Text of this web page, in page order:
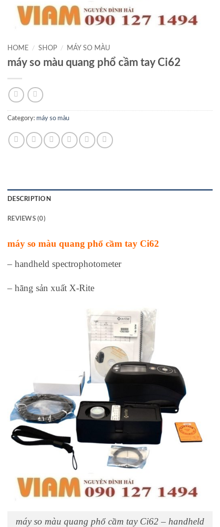
HOME / SHOP / MÁY SO MÀU
máy so màu quang phổ cầm tay Ci62
Category: máy so màu
DESCRIPTION
REVIEWS (0)
máy so màu quang phổ cầm tay Ci62
– handheld spectrophotometer
– hãng sản xuất X‑Rite
máy so màu quang phổ cầm tay Ci62 – handheld